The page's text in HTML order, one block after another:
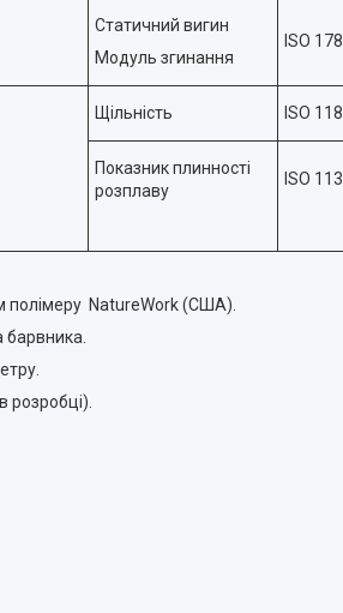
Статичний вигин
Модуль згинання
ISO 178
Щільність ISO
Показник плинності
розплаву
ISO
NatureWork (США).
барвника.